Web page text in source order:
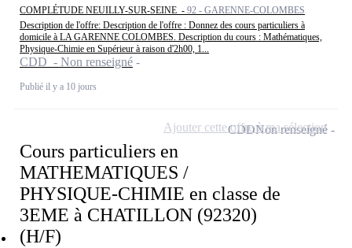
COMPLÉTUDE NEUILLY-SUR-SEINE - 92 - GARENNE-COLOMBES
Description de l'offre: Description de l'offre : Donnez des cours particuliers à
domicile à LA GARENNE COLOMBES. Description du cours : Mathématiques,
Physique-Chimie en Supérieur à raison d'2h00, 1...
CDD - Non renseigné
Publié il y a 10 jours
Cours particuliers en
MATHEMATIQUES /
PHYSIQUE-CHIMIE en classe de
3EME à CHATILLON (92320)
(H/F)
CDDNon renseigné
Ajouter cette offre à ma sélection